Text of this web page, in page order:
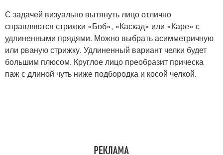
С задачей визуально вытянуть лицо отлично
справляются стрижки «Боб», «Каскад» или «Каре» с
удлиненными прядями. Можно выбрать асимметричную
или рваную стрижку. Удлиненный вариант челки будет
большим плюсом. Круглое лицо преобразит прическа
паж с длиной чуть ниже подбородка и косой челкой.